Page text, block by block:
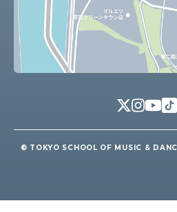
© TOKYO SCHOOL OF MUSIC &